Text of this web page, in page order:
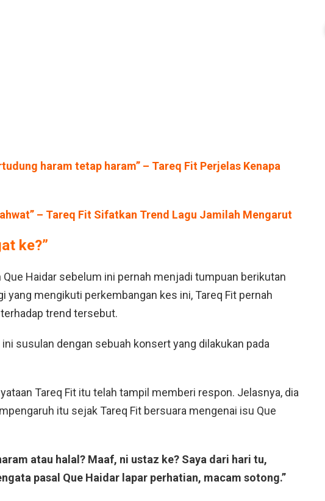
haram tetap haram” – Tareq Fit Perjelas Kenapa
– Tareq Fit Sifatkan Trend Lagu Jamilah Mengarut
ke?”
Haidar sebelum ini pernah menjadi tumpuan berikutan
yang mengikuti perkembangan kes ini, Tareq Fit pernah
trend tersebut.
susulan dengan sebuah konsert yang dilakukan pada
Tareq Fit itu telah tampil memberi respon. Jelasnya, dia
itu sejak Tareq Fit bersuara mengenai isu Que
atau halal? Maaf, ni ustaz ke? Saya dari hari tu,
pasal Que Haidar lapar perhatian, macam sotong.”